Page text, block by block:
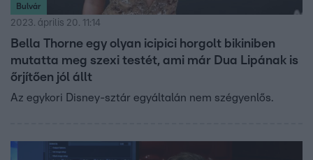
Bulvár
2023. április 20. 11:14
Bella Thorne egy olyan icipici horgolt bikiniben
mutatta meg szexi testét, ami már Dua Lipának is
őrjítően jól állt
Az egykori Disney-sztár egyáltalán nem szégyenlős.